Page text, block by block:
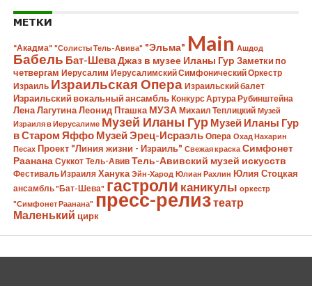
МЕТКИ
"Акадма" "Солисты Тель-Авива" "Эльма" Main Ашдод
Бабель Бат-ШеваДжаз в музее Иланы Гур Заметки по
четвергам Иерусалим Иерусалимский Симфонический Оркестр
Израиль Израильская Опера Израильский балет
Израильский вокальный ансамбль Конкурс Артура Рубинштейна
Лена Лагутина Леонид Пташка МУЗА Михаил Теплицкий Музей
Израиля в Иерусалиме Музей Иланы Гур Музей Иланы Гур
в Старом Яффо Музей Эрец-Исраэль Опера Охад Нахарин
Песах Проект "Линия жизни - Израиль" Свежая краска Симфонет
Раанана Суккот Тель-Авив Тель-Авивский музей искусств
Фестиваль Израиля Ханука Эйн-Харод Юлиан Рахлин Юлия Стоцкая
ансамбль "Бат-Шева" гастроли каникулы оркестр
"Симфонет Раанана" пресс-релизтеатр
Маленький цирк